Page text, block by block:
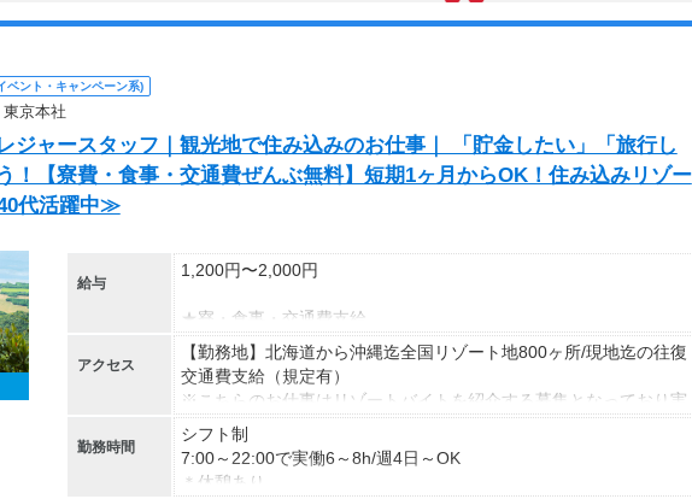
ベント・キャンペーン系)
京本社
ジャースタッフ｜観光地で住み込みのお仕事｜ 「貯金したい」「旅行し
！【寮費・食事・交通費ぜんぶ無料】短期1ヶ月からOK！住み込みリゾー
代活躍中≫
給与
1,200円〜2,000円
★寮・食事・交通費支給
住み込みのお仕事のため、以下の補助があります。
・寮費・光熱費無料（個室あり）
・食事無料
・Wi-Fiあり
・往復交通費支給（上限あり）
※勤務地による
アクセス
【勤務地】北海道から沖縄迄全国リゾート地800ヶ所/現地迄の往復
交通費支給（規定有）
※こちらのお仕事はリゾートバイトを紹介する募集となっており実
際に募集がある勤務地と異なる場合がございます。
カウンセリングでご希望条件をお伺いし、全国からお仕事をご案内
いたします。※ご自宅からの通勤も可
勤務時間
シフト制
7:00～22:00で実働6～8h/週4日～OK
＊休憩あり